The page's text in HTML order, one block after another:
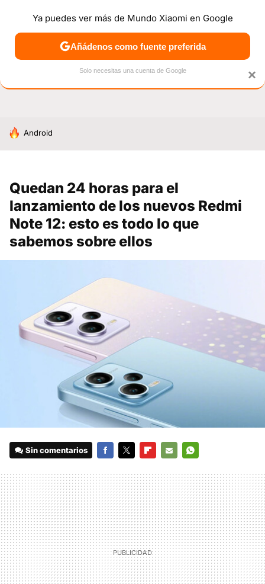
NOTICIAS MÓVILES TUTORIALES OFERTAS
HOY SE HABLA DE
Android
Quedan 24 horas para el
lanzamiento de los nuevos Redmi
Note 12: esto es todo lo que
sabemos sobre ellos
Sin comentarios
MAIL
×
Ya puedes ver más de Mundo Xiaomi en Google
Añádenos como fuente preferida
Solo necesitas una cuenta de Google